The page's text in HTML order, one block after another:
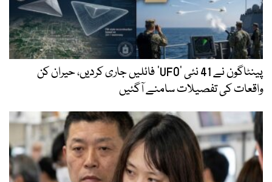
پینٹاگون نے 41 نئی ’UFO‘ فائلیں جاری کردیں، حیران کن
واقعات کی تفصیلات سامنے آگئیں